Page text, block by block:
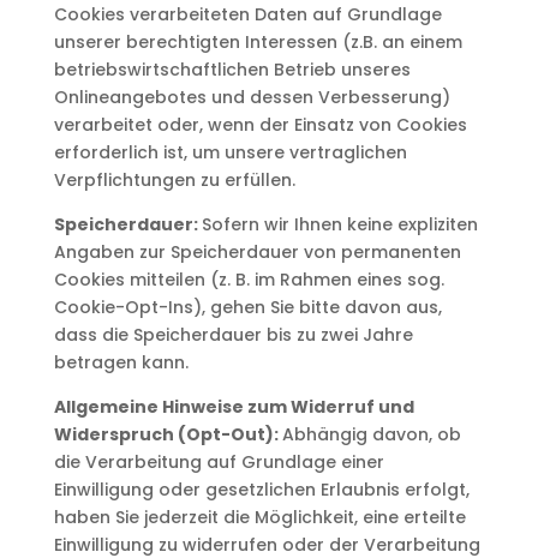
Cookies verarbeiteten Daten auf Grundlage
unserer berechtigten Interessen (z.B. an einem
betriebswirtschaftlichen Betrieb unseres
Onlineangebotes und dessen Verbesserung)
verarbeitet oder, wenn der Einsatz von Cookies
erforderlich ist, um unsere vertraglichen
Verpflichtungen zu erfüllen.
Speicherdauer: Sofern wir Ihnen keine expliziten
Angaben zur Speicherdauer von permanenten
Cookies mitteilen (z. B. im Rahmen eines sog.
Cookie-Opt-Ins), gehen Sie bitte davon aus,
dass die Speicherdauer bis zu zwei Jahre
betragen kann.
Allgemeine Hinweise zum Widerruf und
Widerspruch (Opt-Out):Abhängig davon, ob
die Verarbeitung auf Grundlage einer
Einwilligung oder gesetzlichen Erlaubnis erfolgt,
haben Sie jederzeit die Möglichkeit, eine erteilte
Einwilligung zu widerrufen oder der Verarbeitung